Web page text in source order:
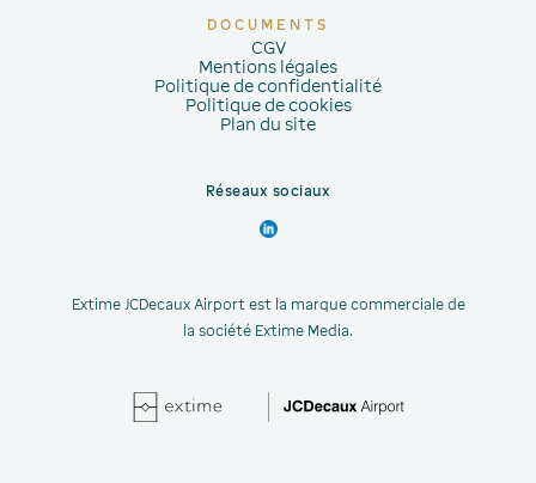
DOCUMENTS
CGV
Mentions légales
Politique de confidentialité
Politique de cookies
Plan du site
Réseaux sociaux
Extime JCDecaux Airport est la marque commerciale de
la société Extime Media.